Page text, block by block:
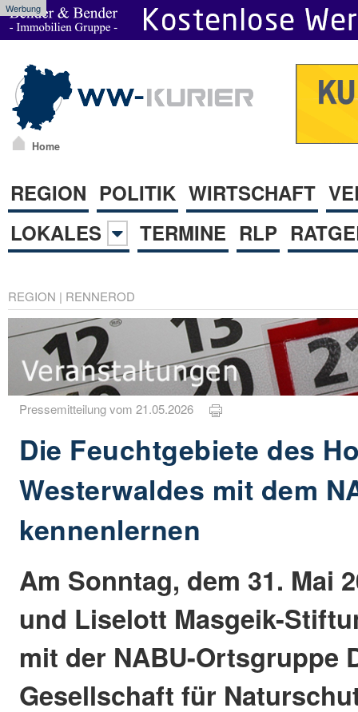
Werbung
Home
REGION POLITIK WIRTSCHAFT
LOKALES
TERMINE RLP
REGION | RENNEROD
Pressemitteilung vom 21.05.2026
Die Feuchtgebiete des
Westerwaldes mit dem
kennenlernen
Am Sonntag, dem 31. Mai
und Liselott Masgeik-
mit der NABU-Ortsgruppe
Gesellschaft für